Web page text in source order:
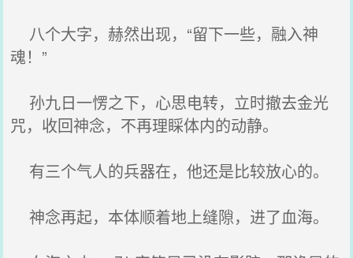
八个大字，赫然出现，“留下一些，融入神
魂！”
孙九日一愣之下，心思电转，立时撤去金光
咒，收回神念，不再理睬体内的动静。
有三个气人的兵器在，他还是比较放心的。
神念再起，本体顺着地上缝隙，进了血海。